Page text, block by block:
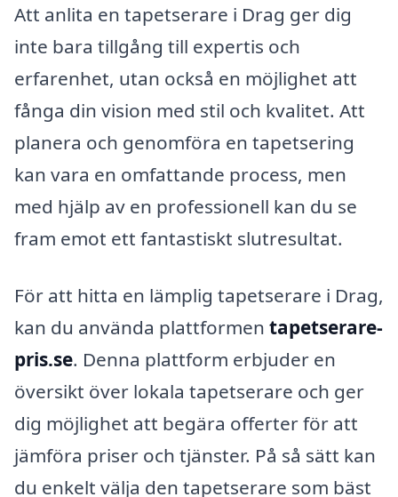
Att anlita en tapetserare i Drag ger dig
inte bara tillgång till expertis och
erfarenhet, utan också en möjlighet att
fånga din vision med stil och kvalitet. Att
planera och genomföra en tapetsering
kan vara en omfattande process, men
med hjälp av en professionell kan du se
fram emot ett fantastiskt slutresultat.
För att hitta en lämplig tapetserare i Drag,
kan du använda plattformen tapetserare-
pris.se. Denna plattform erbjuder en
översikt över lokala tapetserare och ger
dig möjlighet att begära offerter för att
jämföra priser och tjänster. På så sätt kan
du enkelt välja den tapetserare som bäst